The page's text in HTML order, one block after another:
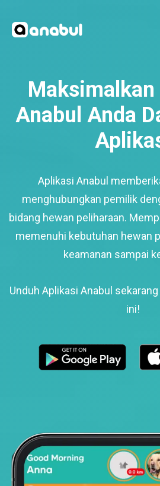
Anabul Anda
Aplikasi Anabul
menghubungkan pemilik
bidang hewan peliharaan.
memenuhi kebutuhan hewan
keamanan sampai
Unduh Aplikasi Anabul
ini!